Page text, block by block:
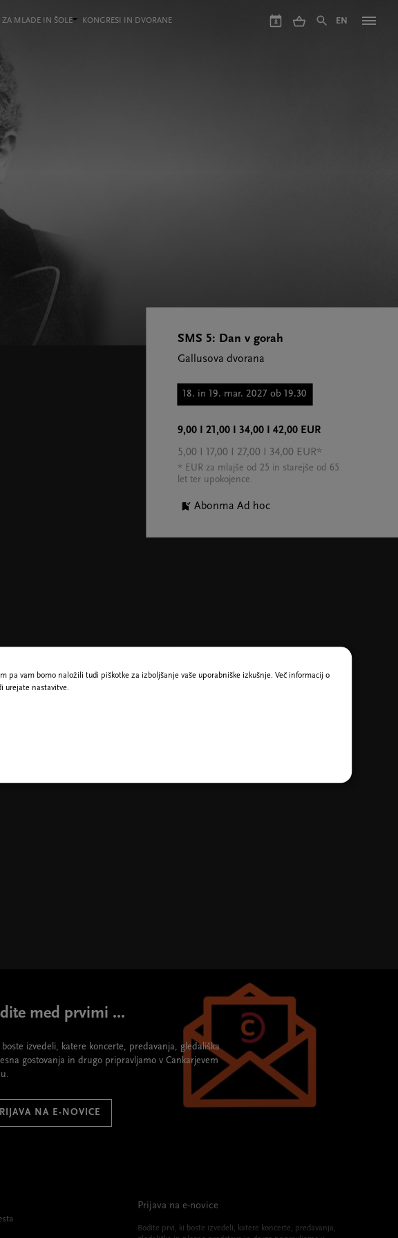
ZA MLADE IN ŠOLE KONGRESI IN DVORANE 8 EN
SMS 5: Dan v gorah
Gallusova dvorana
18. in 19. mar. 2027 ob 19.30
9,00 I 21,00 I 34,00 I 42,00 EUR
5,00 I 17,00 I 27,00 I 34,00 EUR*
* EUR za mlajše od 25 in starejše od 65
let ter upokojence.
Abonma Ad hoc
med prvimi ...
boste izvedeli, katere koncerte, predavanja, gledališka
gostovanja in drugo pripravljamo v Cankarjevem
NA E-NOVICE
Prijava na e-novice
Bodite prvi, ki boste izvedeli, katere koncerte, predavanja,
pa vam bomo naložili tudi piškotke za izboljšanje vaše uporabniške izkušnje. Več informacij o
urejate nastavitve.